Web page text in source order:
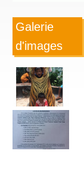
Galerie
d'images